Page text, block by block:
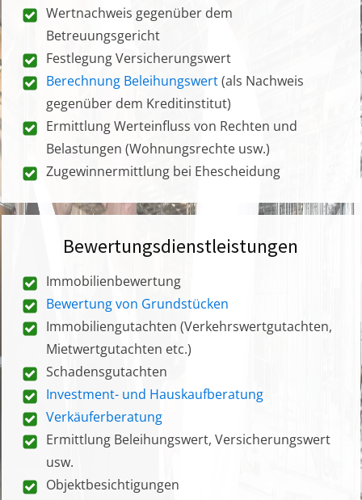
Wertnachweis gegenüber dem
Betreuungsgericht
Festlegung Versicherungswert
Berechnung Beleihungswert(als Nachweis
gegenüber dem Kreditinstitut)
Ermittlung Werteinfluss von Rechten und
Belastungen (Wohnungsrechte usw.)
Zugewinnermittlung bei Ehescheidung
Bewertungsdienstleistungen
Immobilienbewertung
Bewertung von Grundstücken
Immobiliengutachten (Verkehrswertgutachten,
Mietwertgutachten etc.)
Schadensgutachten
Investment- und Hauskaufberatung
Verkäuferberatung
Ermittlung Beleihungswert, Versicherungswert
usw.
Objektbesichtigungen